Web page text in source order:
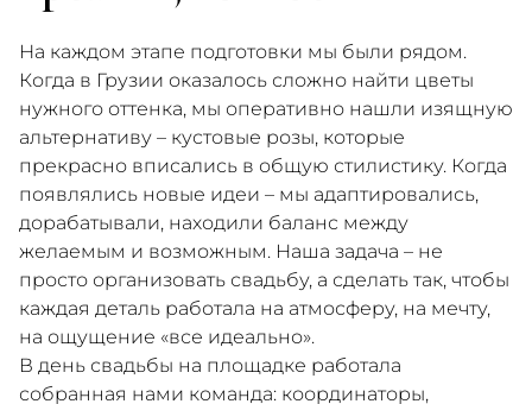
На каждом этапе подготовки мы были рядом.
Когда в Грузии оказалось сложно найти цветы
нужного оттенка, мы оперативно нашли изящную
альтернативу – кустовые розы, которые
прекрасно вписались в общую стилистику. Когда
появлялись новые идеи – мы адаптировались,
дорабатывали, находили баланс между
желаемым и возможным. Наша задача – не
просто организовать свадьбу, а сделать так, чтобы
каждая деталь работала на атмосферу, на мечту,
на ощущение «все идеально».
В день свадьбы на площадке работала
собранная нами команда: координаторы,